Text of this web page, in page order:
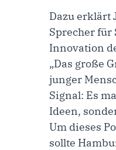
Dazu erklärt
Sprecher für
Innovation
„Das große
junger
Signal: Es
Ideen,
Um dieses
sollte